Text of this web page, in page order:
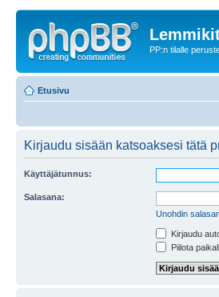
PP:n tilalle
Etusivu
Kirjaudu sisään katsoaksesi tätä
Käyttäjätunnus:
Salasana:
Unohdin
Kirjaudu
Piilota